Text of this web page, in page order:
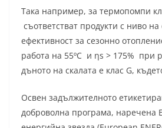
Така например, за термопомпи
съответстват продукти с ниво
ефективност за сезонно
работа на 55ºC и ηs > 175% при
дъното на скалата е клас G,
Освен задължителното
доброволна програма, наречена